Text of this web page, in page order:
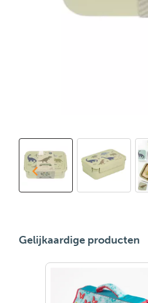
Gelijkaardige producten